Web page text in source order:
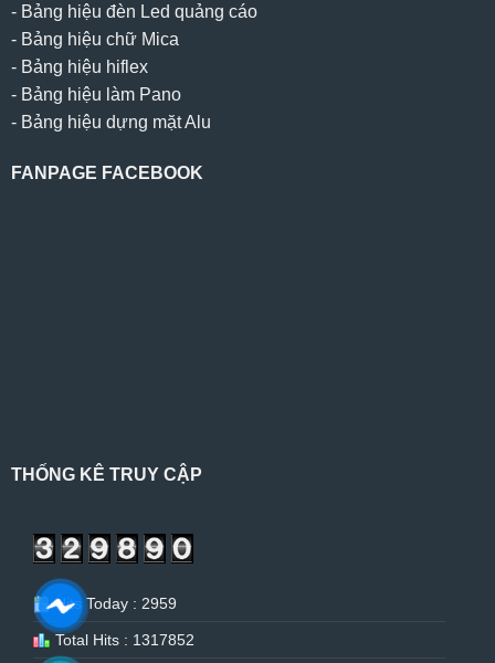
- Bảng hiệu đèn Led quảng cáo
- Bảng hiệu chữ Mica
- Bảng hiệu hiflex
- Bảng hiệu làm Pano
- Bảng hiệu dựng mặt Alu
FANPAGE FACEBOOK
THỐNG KÊ TRUY CẬP
Hits Today : 2959
Total Hits : 1317852